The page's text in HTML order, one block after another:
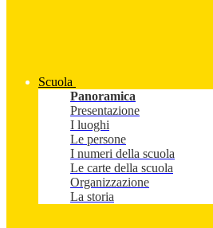
Scuola
Panoramica
Presentazione
I luoghi
Le persone
I numeri della scuola
Le carte della scuola
Organizzazione
La storia